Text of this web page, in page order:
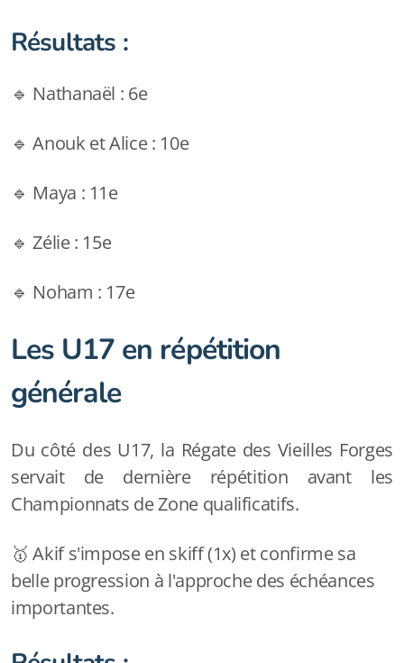
Résultats :
🔹 Nathanaël : 6e
🔹 Anouk et Alice : 10e
🔹 Maya : 11e
🔹 Zélie : 15e
🔹 Noham : 17e
Les U17 en répétition
générale
Du côté des U17, la Régate des Vieilles Forges
servait de dernière répétition avant les
Championnats de Zone qualificatifs.
🥇 Akif s'impose en skiff (1x) et confirme sa
belle progression à l'approche des échéances
importantes.